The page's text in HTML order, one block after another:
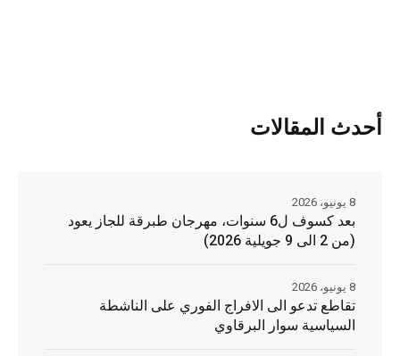
أحدث المقالات
بعد كسوف ل6 سنوات، مهرجان طبرقة للجاز يعود
(من 2 الى 9 جويلية 2026)
8 يونيو، 2026
تقاطع تدعو الى الافراج الفوري على الناشطة
السياسية سوار البرقاوي
8 يونيو، 2026